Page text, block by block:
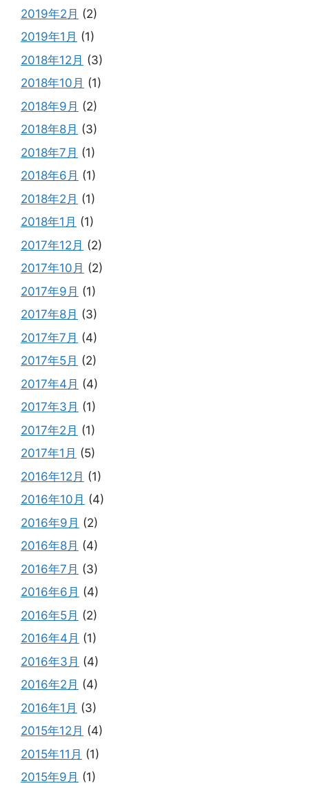
2019年2月 (2)
2019年1月 (1)
2018年12月 (3)
2018年10月 (1)
2018年9月 (2)
2018年8月 (3)
2018年7月 (1)
2018年6月 (1)
2018年2月 (1)
2018年1月 (1)
2017年12月 (2)
2017年10月 (2)
2017年9月 (1)
2017年8月 (3)
2017年7月 (4)
2017年5月 (2)
2017年4月 (4)
2017年3月 (1)
2017年2月 (1)
2017年1月 (5)
2016年12月 (1)
2016年10月 (4)
2016年9月 (2)
2016年8月 (4)
2016年7月 (3)
2016年6月 (4)
2016年5月 (2)
2016年4月 (1)
2016年3月 (4)
2016年2月 (4)
2016年1月 (3)
2015年12月 (4)
2015年11月 (1)
2015年9月 (1)